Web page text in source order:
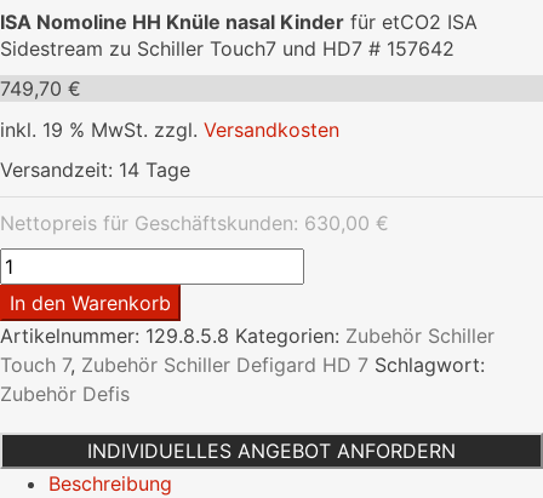
ISA Nomoline HH Knüle nasal Kinder für etCO2 ISA
Sidestream zu Schiller Touch7 und HD7 # 157642
749,70 €
inkl. 19 % MwSt. zzgl. Versandkosten
Versandzeit: 14 Tage
Nettopreis für Geschäftskunden: 630,00 €
ISA
Nomoline
HH
Knüle
nasal
Kinder
Menge
In den Warenkorb
Artikelnummer: 129.8.5.8 Kategorien: Zubehör Schiller
Touch 7, Zubehör Schiller Defigard HD 7 Schlagwort:
Zubehör Defis
INDIVIDUELLES ANGEBOT ANFORDERN
Beschreibung